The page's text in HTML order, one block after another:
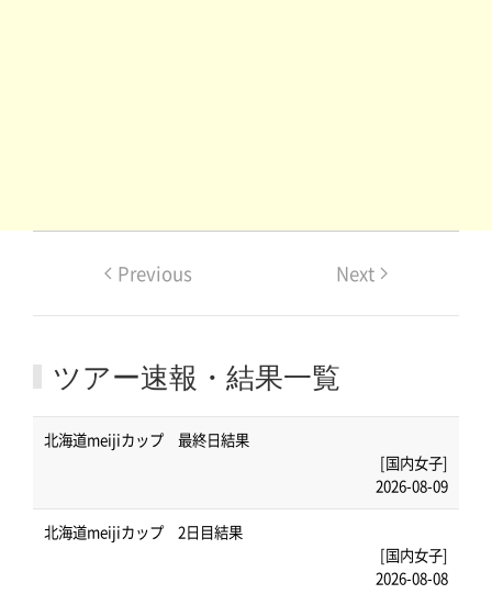
Previous Next
ツアー速報・結果一覧
北海道meijiカップ 最終日結果
[国内女子]
2026-08-09
北海道meijiカップ 2日目結果
[国内女子]
2026-08-08